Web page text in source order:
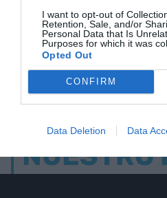
I want to opt-out of
Retention, Sale, and/or
Personal Data that Is
Purposes for which it was
Opted Out
CONFIRM
Data Deletion Data
LOS MÁS
HOY
NUESTRO